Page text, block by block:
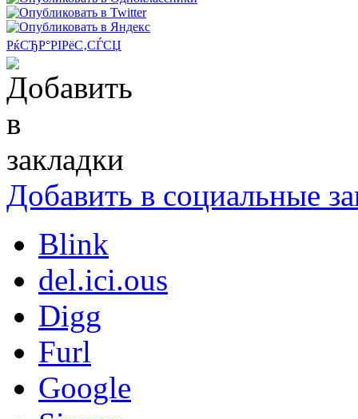
РќСЂР°РІРёС‚СЃСЏ
Добавить в социальные
Blink
del.ici.ous
Digg
Furl
Google